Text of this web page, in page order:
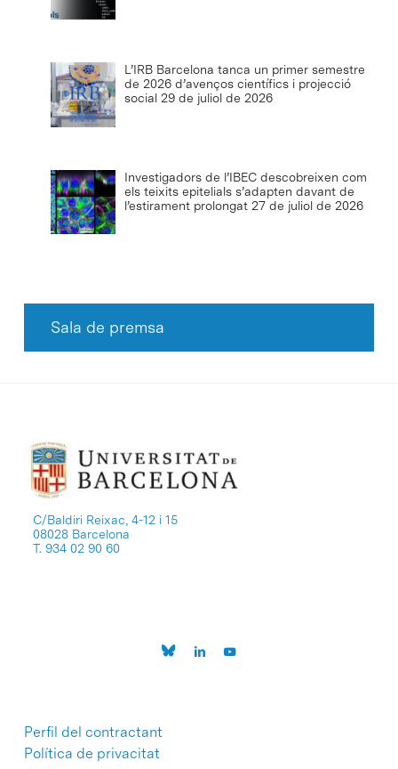
L’IRB Barcelona tanca un primer semestre
de 2026 d’avenços científics i projecció
social 29 de juliol de 2026
Investigadors de l’IBEC descobreixen com
els teixits epitelials s’adapten davant de
l’estirament prolongat 27 de juliol de 2026
Sala de premsa
C/Baldiri Reixac, 4-12 i 15
08028 Barcelona
T. 934 02 90 60
Perfil del contractant
Política de privacitat